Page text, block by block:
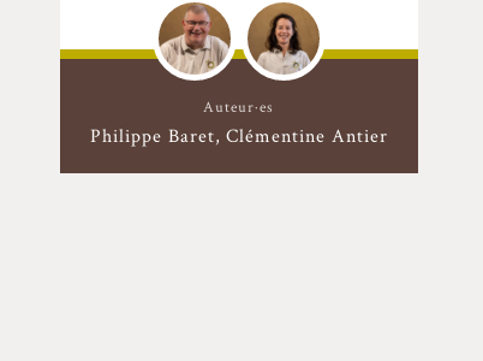
Auteur·es
Philippe Baret Clémentine Antier